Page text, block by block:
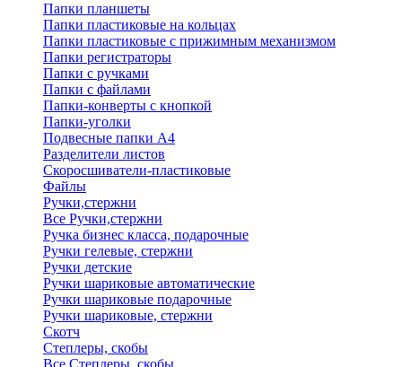
Папки планшеты
Папки пластиковые на кольцах
Папки пластиковые с прижимным механизмом
Папки регистраторы
Папки с ручками
Папки с файлами
Папки-конверты с кнопкой
Папки-уголки
Подвесные папки А4
Разделители листов
Скоросшиватели-пластиковые
Файлы
Ручки,стержни
Все Ручки,стержни
Ручка бизнес класса, подарочные
Ручки гелевые, стержни
Ручки детские
Ручки шариковые автоматические
Ручки шариковые подарочные
Ручки шариковые, стержни
Скотч
Степлеры, скобы
Все Степлеры, скобы